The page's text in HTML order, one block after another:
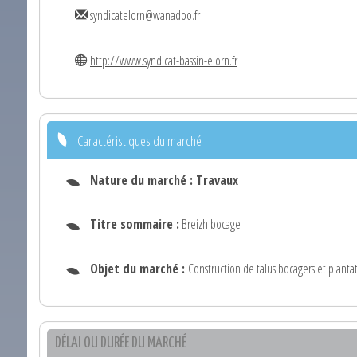
syndicatelorn@wanadoo.fr
http://www.syndicat-bassin-elorn.fr
Caractéristiques du marché
Nature du marché : Travaux
Titre sommaire : Breizh bocage
Objet du marché : Construction de talus bocagers et
DÉLAI OU DURÉE DU MARCHÉ